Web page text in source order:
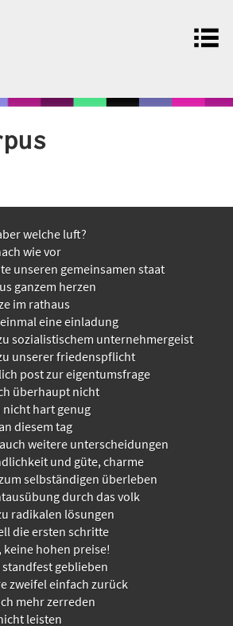
welche luft?
wie vor
unseren gemeinsamen staat
ganzem herzen
im rathaus
eine einladung
sozialistischem unternehmergeist
unserer friedenspflicht
post zur eigentumsfrage
überhaupt nicht
hart genug
diesem tag
weitere unterscheidungen
und güte, charme
selbständigen überleben
durch das volk
radikalen lösungen
die ersten schritte
hohen preise!
geblieben
zweifel einfach zurück
mehr zerreden
leisten